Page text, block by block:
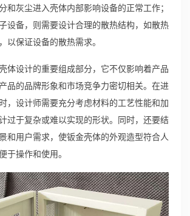
和灰尘进入壳体内部影响设备的正常工作；
设备，则需要设计合理的散热结构，如散热
以保证设备的散热需求。
体设计的重要组成部分，它不仅影响着产品
品的品牌形象和市场竞争力密切相关。在进
，设计师需要充分考虑材料的工艺性能和加
过于复杂或难以实现的形状。同时，还要结
和用户需求，使钣金壳体的外观造型符合人
于操作和使用。